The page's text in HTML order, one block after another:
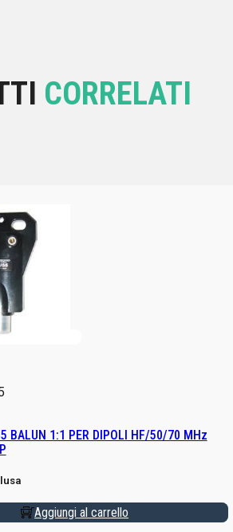
CORRELATI
Aggiungi al carrello